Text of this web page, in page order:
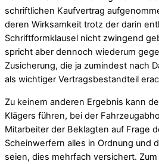
schriftlichen Kaufvertrag
deren Wirksamkeit trotz der darin
Schriftformklausel nicht zwingend
spricht aber dennoch wiederum
Zusicherung, die ja zumindest nach
als wichtiger Vertragsbestandteil
Zu keinem anderen Ergebnis kann
Klägers führen, bei der
Mitarbeiter der Beklagten auf Frage
Scheinwerfern alles in Ordnung und
seien, dies mehrfach versichert.